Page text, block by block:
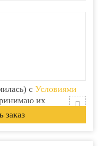
с Условиями
их